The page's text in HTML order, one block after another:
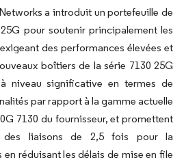
a introduit un portefeuille de
pour soutenir principalement les
des performances élevées et
boîtiers de la série 7130 25G
niveau significative en termes de
par rapport à la gamme actuelle
7130 du fournisseur, et promettent
liaisons de 2,5 fois pour la
réduisant les délais de mise en file